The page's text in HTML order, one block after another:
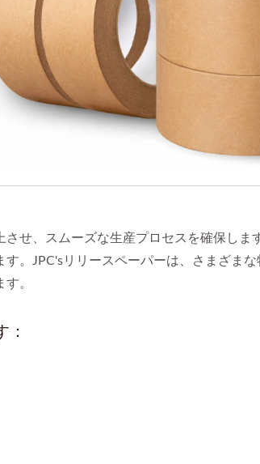
せ、スムーズな生産プロセスを確保しま
。JPC'sリリースペーパーは、さまざま
。